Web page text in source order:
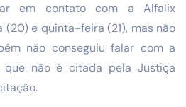
em contato com a Alfalix
e quinta-feira (21), mas não
não conseguiu falar com a
que não é citada pela Justiça